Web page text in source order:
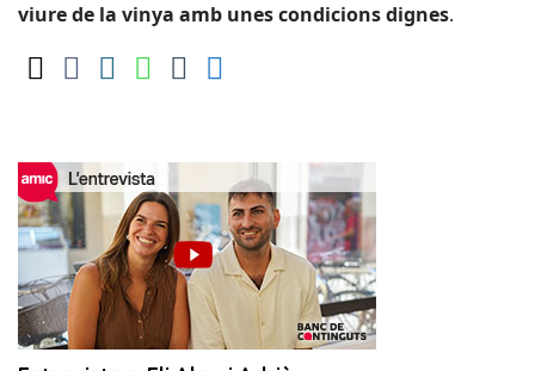
viure de la vinya amb unes condicions dignes.